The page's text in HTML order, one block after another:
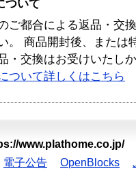
ついて
ご都合による返品・交
。 商品開封後、または
・交換はお受けいたし
ついて詳しくはこちら
www.plathome.co.jp/
電子公告 OpenBlocks